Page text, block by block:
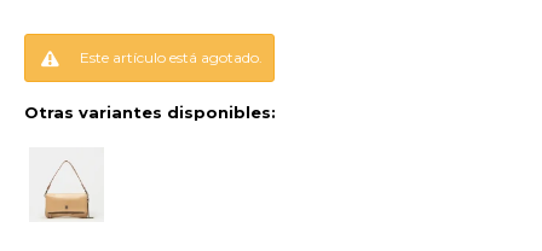
Este artículo está agotado.
Otras variantes disponibles: